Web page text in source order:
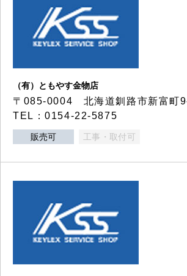
（有）ともやす金物店
〒085-0004 北海道釧路市新富町
TEL：0154-22-5875
販売可 工事・取付可